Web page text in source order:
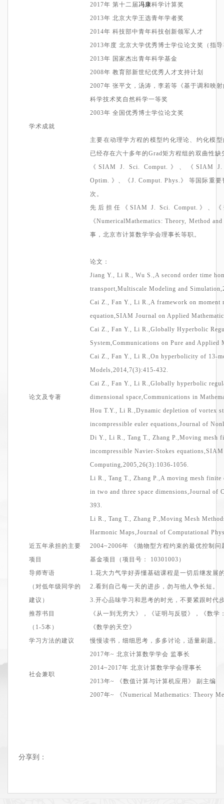
学术成就
2017年 第十二届 冯康科学计算奖
2013年 北京大学王选青年学者奖
2014年 科技部中青年科技创新领军人才
2013年度 北京大学优秀博士学位论文奖
（指
2013年 国家杰出青年科学基金
2008年 教育部新世纪优秀人才支持计划
2007年 张平文，汤涛，李若等《基于调和映
科学技术奖自然科学一等奖
2003年 全国优秀博士学位论文奖
主要在动理学方程的模型约化理论、 约化模型
已经存在六十多年的Grad矩方程组的双曲性
《SIAM J. Sci.Comput
.》、《SIAM
Optim
》、《J. Comput . Phys.》 等国际重
次。
先后担任《SIAM J. Sci.Comput .》、
《NumericalMathematics: Theory, Method
事，北京市计算数学学会理事长等职。
论文及专著
论文 ：
Jiang Y., Li R., Wu S.,A second order time
transport,Multiscale Modeling and
Cai Z., Fan Y., Li R.,A framework on
equation,SIAM Journal on Applied
Cai Z., Fan Y., Li R.,Globally Hyperbolic
System,Communications on Pure and Applied
Cai Z., Fan Y., Li R.,On hyperbolicity of 13-
Models,2014,7(3):415-432.
Cai Z., Fan Y., Li R.,Globally hyperbolic
dimensional space,Communications in
Hou T.Y., Li R.,Dynamic depletion of vortex
incompressible euler equations,Journal of
Di Y., Li R., Tang T., Zhang P.,Moving mesh
incompressible Navier-Stokes equations,SIAM
Computing,2005,26(3):1036-1056.
Li R., Tang T., Zhang P.,A moving mesh finite
in two and three space dimensions,Journal of
393.
Li R., Tang T., Zhang P.,Moving Mesh
Harmonic Maps,Journal of Computational
近五年承担的主要
项目
2004~2006年 《抛物型方程约束的最优控制
基金项目（ 项目号 ：
10301003）
导师寄语
（对低年级同学的
建议）
1.花大力气学好弄懂基础课程是一切后继发展
2.看到自己每一天的进步，勿与他人争长短。
3.开心品味学习和思考的时光，不要紧跟时代
推荐书目
（1 -5本）
《从一到无穷大》，《证明与反驳》，《数
《数学的天空》
学习方法的建议
慢慢读书，细细思考，多多讨论，适量刷题。
社会兼职
2017年~ 北京计算数学学会 监事长
2014~2017年 北京计算数学学会理事长
2013年~
《数值计算与计算机应用》 副主编
2007年~ 《Numerical Mathematics: Theory
分享到：